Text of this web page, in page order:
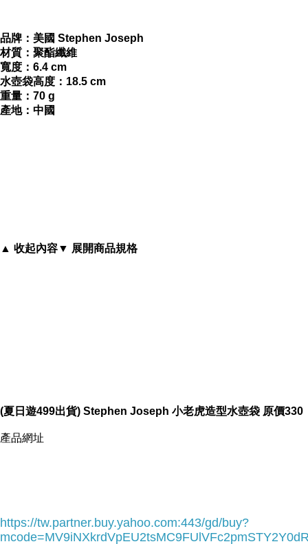
解決孩子背包空間不夠的問題
專屬可愛造型水壺袋
品牌：美國 Stephen Joseph
材質：聚酯纖維
寬度：6.4 cm
水壺袋高度：18.5 cm
重量：70 g
產地：中國
▲ 收起內容▼ 展開商品規格
(夏日遊499出貨) Stephen Joseph 小老虎造型水壺袋 原價330
產品網址
https://tw.partner.buy.yahoo.com:443/gd/buy?